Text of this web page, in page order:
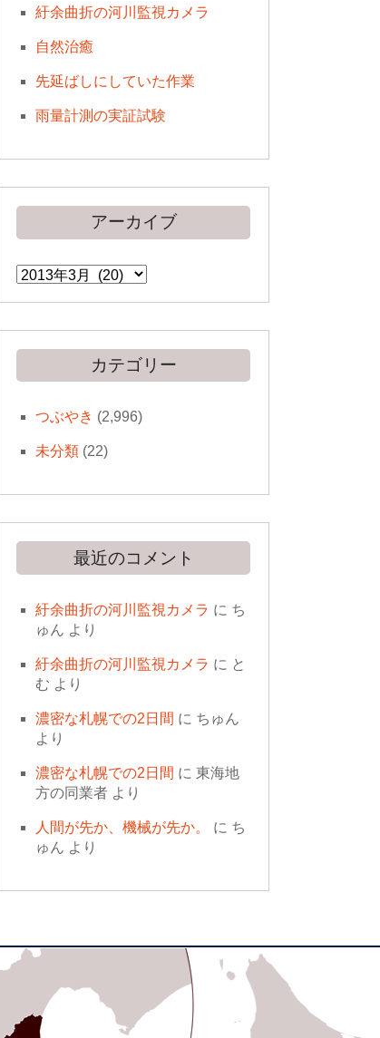
紆余曲折の河川監視カメラ
自然治癒
先延ばしにしていた作業
雨量計測の実証試験
アーカイブ
ア
ー
カ
カテゴリー
つぶやき (2,996)
未分類(22)
最近のコメント
紆余曲折の河川監視カメラ に ち
ゅん より
紆余曲折の河川監視カメラ に と
む より
濃密な札幌での2日間 に ちゅん
より
濃密な札幌での2日間 に 東海地
方の同業者より
人間が先か、機械が先か。 に ち
ゅん より